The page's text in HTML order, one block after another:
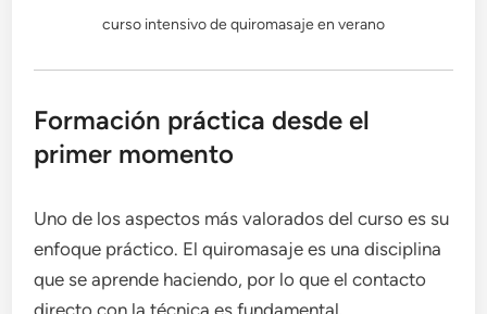
curso intensivo de quiromasaje en verano
Formación práctica desde el
primer momento
Uno de los aspectos más valorados del curso es su
enfoque práctico. El quiromasaje es una disciplina
que se aprende haciendo, por lo que el contacto
directo con la técnica es fundamental.